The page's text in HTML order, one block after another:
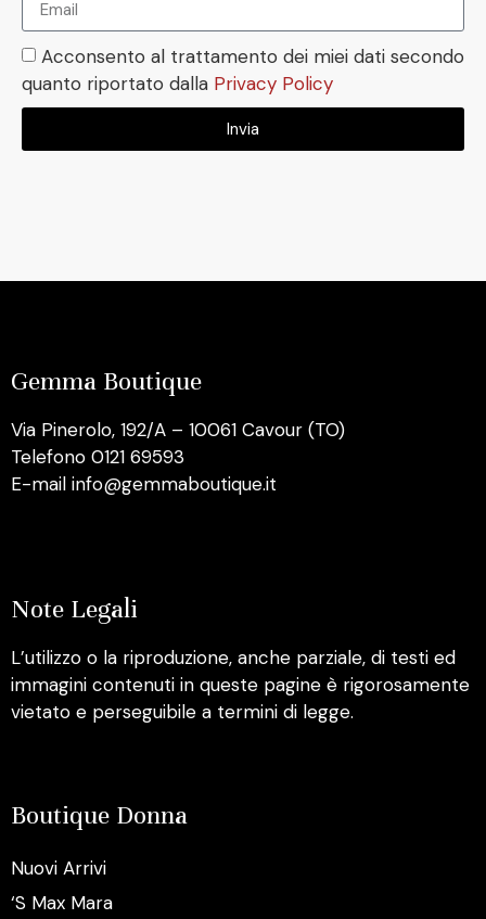
Acconsento al trattamento dei miei dati secondo
quanto riportato dalla Privacy Policy
Invia
Gemma Boutique
Via Pinerolo, 192/A – 10061 Cavour (TO)
Telefono 0121 69593
E-mail info@gemmaboutique.it
Note Legali
L’utilizzo o la riproduzione, anche parziale, di testi ed
immagini contenuti in queste pagine è rigorosamente
vietato e perseguibile a termini di legge.
Boutique Donna
Nuovi Arrivi
‘S Max Mara